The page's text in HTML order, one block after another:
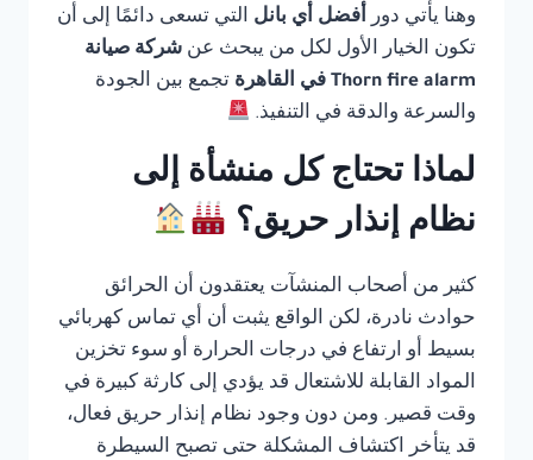
وهنا يأتي دور أفضل أي بانل التي تسعى دائمًا إلى أن
تكون الخيار الأول لكل من يبحث عن شركة صيانة
Thorn fire alarm في القاهرة
تجمع بين الجودة
والسرعة والدقة في التنفيذ.
لماذا تحتاج كل منشأة إلى
نظام إنذار حريق؟
كثير من أصحاب المنشآت يعتقدون أن الحرائق
حوادث نادرة، لكن الواقع يثبت أن أي تماس كهربائي
بسيط أو ارتفاع في درجات الحرارة أو سوء تخزين
المواد القابلة للاشتعال قد يؤدي إلى كارثة كبيرة في
وقت قصير. ومن دون وجود نظام إنذار حريق فعال،
قد يتأخر اكتشاف المشكلة حتى تصبح السيطرة